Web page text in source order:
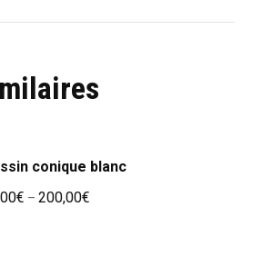
conique blanc
€ – 200,00€